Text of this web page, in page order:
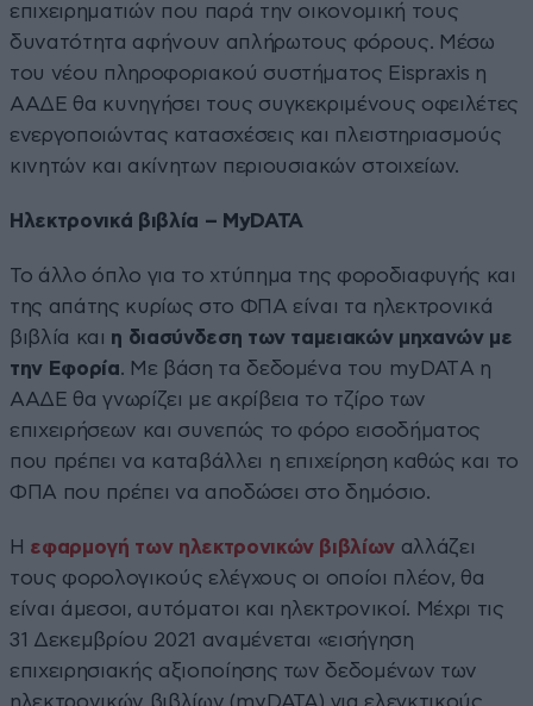
επιχειρηματιών που παρά την οικονομική τους
δυνατότητα αφήνουν απλήρωτους φόρους. Μέσω
του νέου πληροφοριακού συστήματος Eispraxis η
ΑΑΔΕ θα κυνηγήσει τους συγκεκριμένους οφειλέτες
ενεργοποιώντας κατασχέσεις και πλειστηριασμούς
κινητών και ακίνητων περιουσιακών στοιχείων.
Ηλεκτρονικά βιβλία – MyDATA
Το άλλο όπλο για το χτύπημα της φοροδιαφυγής και
της απάτης κυρίως στο ΦΠΑ είναι τα ηλεκτρονικά
βιβλία και η διασύνδεση των ταμειακών μηχανών με
την Εφορία. Με βάση τα δεδομένα του myDATΑ η
ΑΑΔΕ θα γνωρίζει με ακρίβεια το τζίρο των
επιχειρήσεων και συνεπώς το φόρο εισοδήματος
που πρέπει να καταβάλλει η επιχείρηση καθώς και το
ΦΠΑ που πρέπει να αποδώσει στο δημόσιο.
Η εφαρμογή των ηλεκτρονικών βιβλίων αλλάζει
τους φορολογικούς ελέγχους οι οποίοι πλέον, θα
είναι άμεσοι, αυτόματοι και ηλεκτρονικοί. Μέχρι τις
31 Δεκεμβρίου 2021 αναμένεται «εισήγηση
επιχειρησιακής αξιοποίησης των δεδομένων των
ηλεκτρονικών βιβλίων (myDATA) για ελεγκτικούς